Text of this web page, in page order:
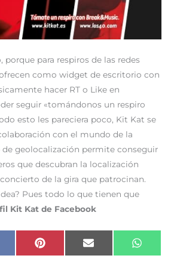
porque para respiros de las redes
como widget de escritorio con
hacer RT o Like en
seguir «tomándonos un respiro
esto les pareciera poco, Kit Kat se
con el mundo de la
de geolocalización permite conseguir
que descubran la localización
de la gira que patrocinan.
Pues todo lo que tienen que
Kit Kat de Facebook
Compartir
en
P
i
Compartir
en
E
m
en
W
h